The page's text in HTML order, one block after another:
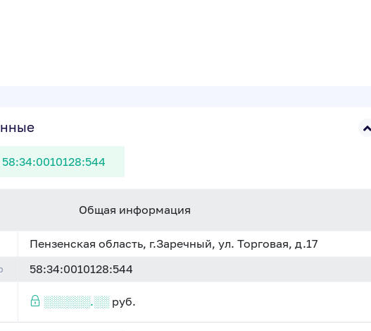
Общая информация
Пензенская область, г.Заречный, ул. Торговая, д.17
58:34:0010128:544
░░░░░░.░░руб.